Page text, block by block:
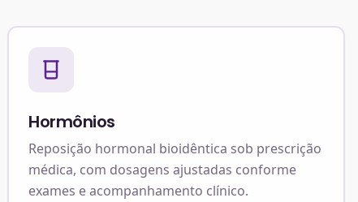
Hormônios
Reposição hormonal bioidêntica sob prescrição
médica, com dosagens ajustadas conforme
exames e acompanhamento clínico.